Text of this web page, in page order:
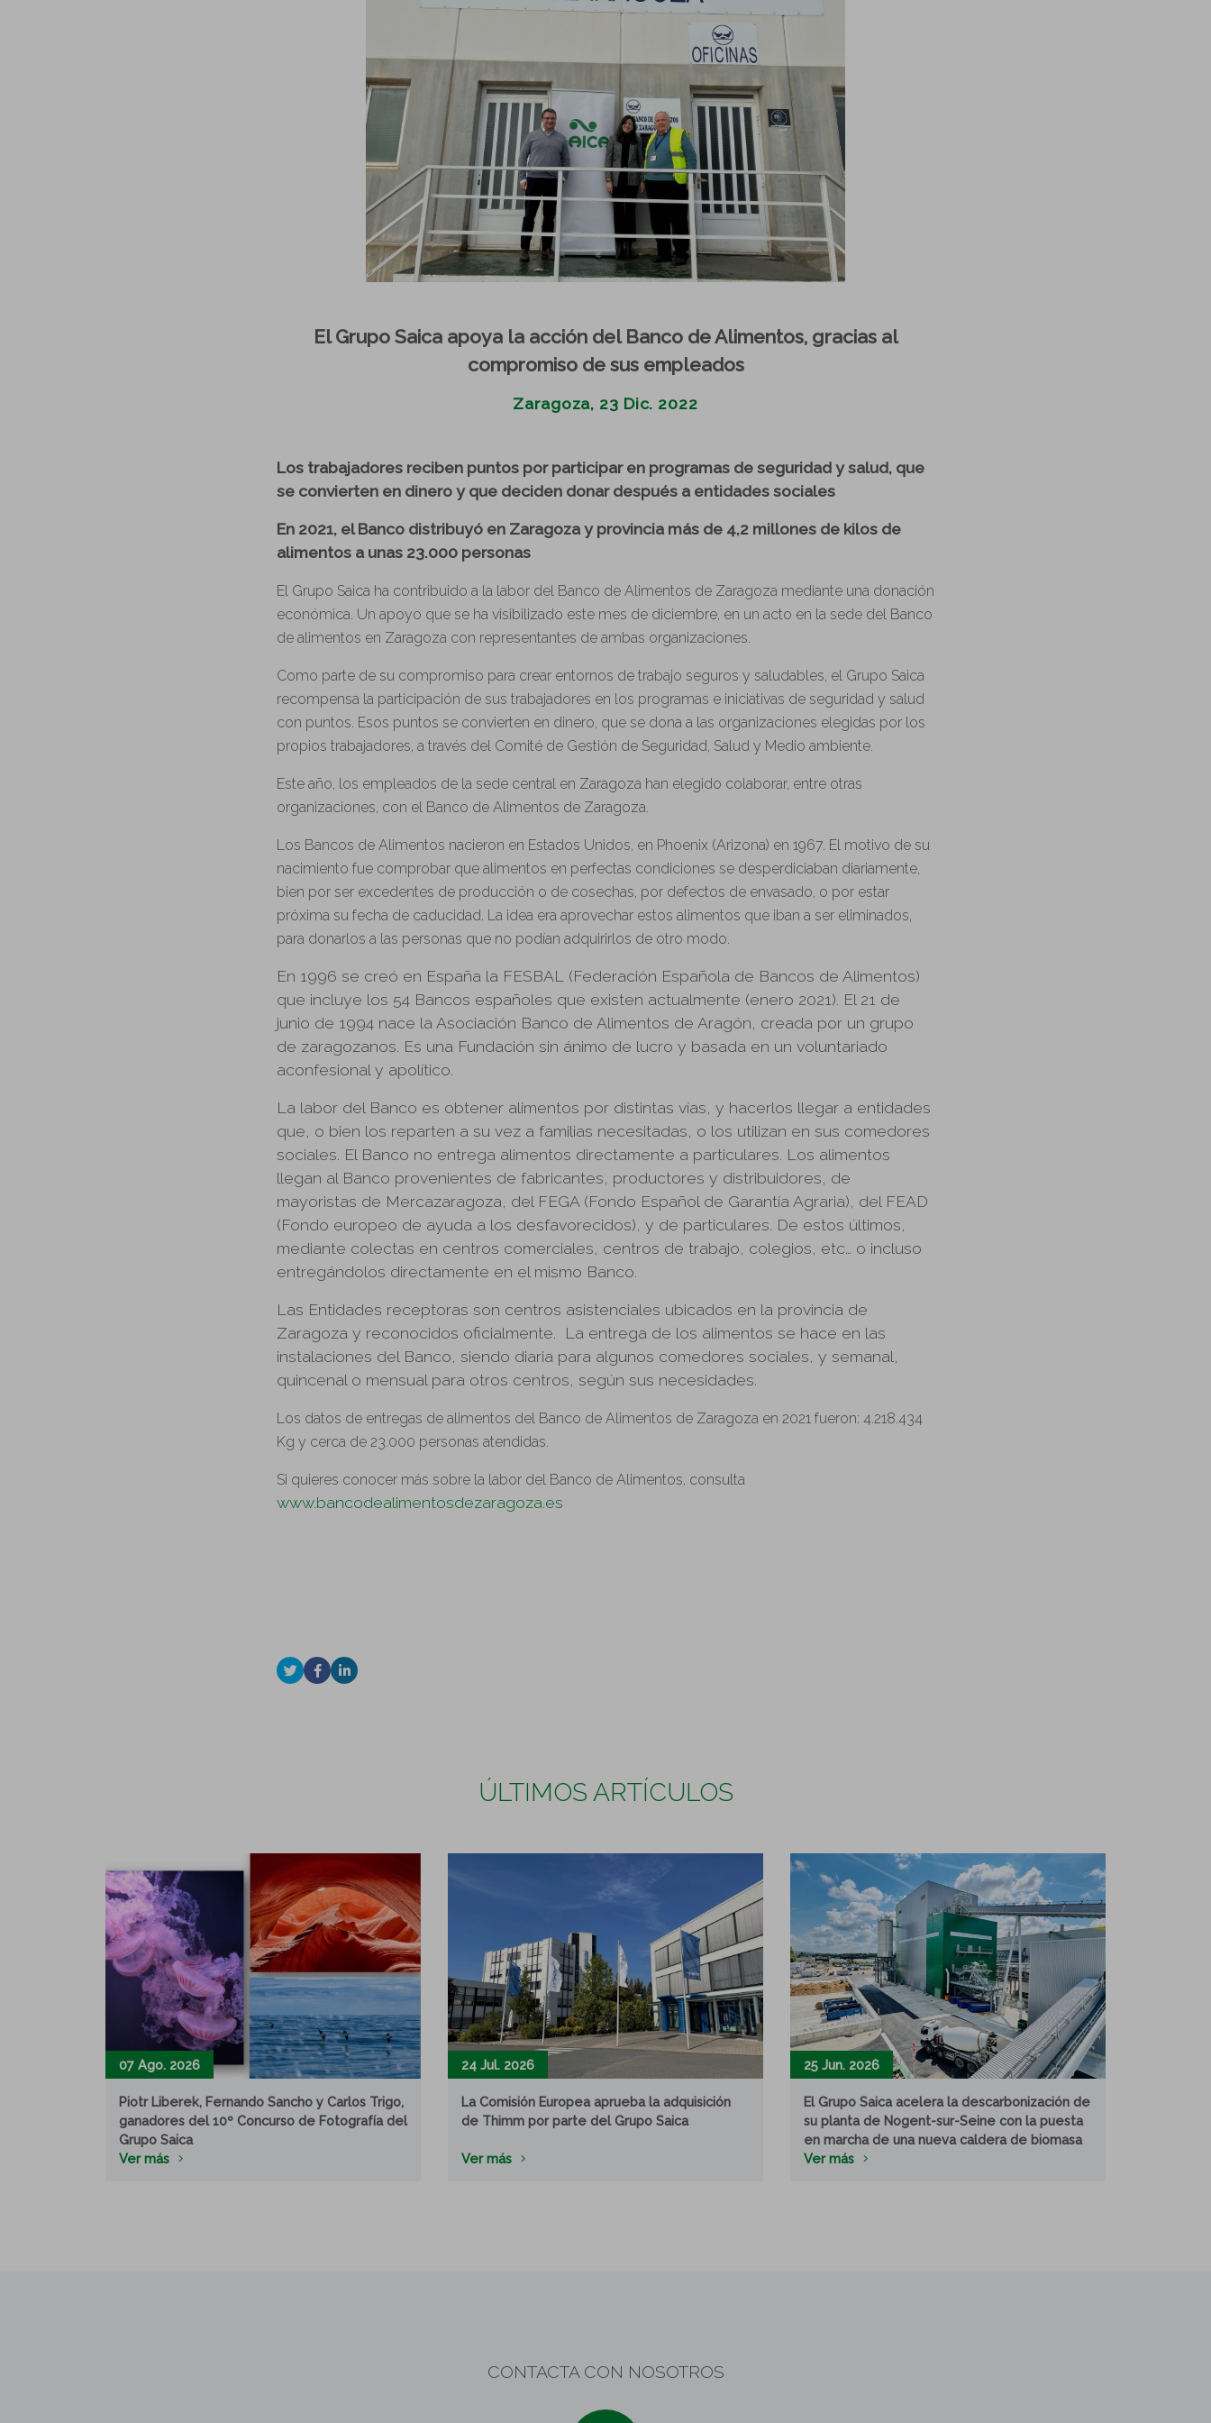
El Grupo Saica apoya la acción del Banco de Alimentos, gracias al
compromiso de sus empleados
Zaragoza, 23 Dic. 2022
Los trabajadores reciben puntos por participar en programas de seguridad y salud, que
se convierten en dinero y que deciden donar después a entidades sociales
En 2021, el Banco distribuyó en Zaragoza y provincia más de 4,2 millones de kilos de
alimentos a unas 23.000 personas
El Grupo Saica ha contribuido a la labor del Banco de Alimentos de Zaragoza mediante una donación
económica. Un apoyo que se ha visibilizado este mes de diciembre, en un acto en la sede del Banco
de alimentos en Zaragoza con representantes de ambas organizaciones.
Como parte de su compromiso para crear entornos de trabajo seguros y saludables, el Grupo Saica
recompensa la participación de sus trabajadores en los programas e iniciativas de seguridad y salud
con puntos. Esos puntos se convierten en dinero, que se dona a las organizaciones elegidas por los
propios trabajadores, a través del Comité de Gestión de Seguridad, Salud y Medio ambiente.
Este año, los empleados de la sede central en Zaragoza han elegido colaborar, entre otras
organizaciones, con el Banco de Alimentos de Zaragoza.
Los Bancos de Alimentos nacieron en Estados Unidos, en Phoenix (Arizona) en 1967. El motivo de su
nacimiento fue comprobar que alimentos en perfectas condiciones se desperdiciaban diariamente,
bien por ser excedentes de producción o de cosechas, por defectos de envasado, o por estar
próxima su fecha de caducidad. La idea era aprovechar estos alimentos que iban a ser eliminados,
para donarlos a las personas que no podían adquirirlos de otro modo.
En 1996 se creó en España la FESBAL (Federación Española de Bancos de Alimentos)
que incluye los 54 Bancos españoles que existen actualmente (enero 2021). El 21 de
junio de 1994 nace la Asociación Banco de Alimentos de Aragón, creada por un grupo
de zaragozanos. Es una Fundación sin ánimo de lucro y basada en un voluntariado
aconfesional y apolítico.
La labor del Banco es obtener alimentos por distintas vías, y hacerlos llegar a entidades
que, o bien los reparten a su vez a familias necesitadas, o los utilizan en sus comedores
sociales. El Banco no entrega alimentos directamente a particulares. Los alimentos
llegan al Banco provenientes de fabricantes, productores y distribuidores, de
mayoristas de Mercazaragoza, del FEGA (Fondo Español de Garantía Agraria), del FEAD
(Fondo europeo de ayuda a los desfavorecidos), y de particulares. De estos últimos,
mediante colectas en centros comerciales, centros de trabajo, colegios, etc… o incluso
entregándolos directamente en el mismo Banco.
Las Entidades receptoras son centros asistenciales ubicados en la provincia de
Zaragoza y reconocidos oficialmente. La entrega de los alimentos se hace en las
instalaciones del Banco, siendo diaria para algunos comedores sociales, y semanal,
quincenal o mensual para otros centros, según sus necesidades.
Los datos de entregas de alimentos del Banco de Alimentos de Zaragoza en 2021 fueron: 4.218.434
Kg y cerca de 23.000 personas atendidas.
Si quieres conocer más sobre la labor del Banco de Alimentos, consulta
www.bancodealimentosdezaragoza.es
ÚLTIMOS ARTÍCULOS
07 Ago. 2026
Piotr Liberek, Fernando Sancho y Carlos Trigo,
ganadores del 10º Concurso de Fotografía del
Grupo Saica
Ver más
24 Jul. 2026
La Comisión Europea aprueba la adquisición
de Thimm por parte del Grupo Saica
Ver más
25 Jun. 2026
El Grupo Saica acelera la descarbonización de
su planta de Nogent-sur-Seine con la puesta
en marcha de una nueva caldera de biomasa
Ver más
CONTACTA CON NOSOTROS